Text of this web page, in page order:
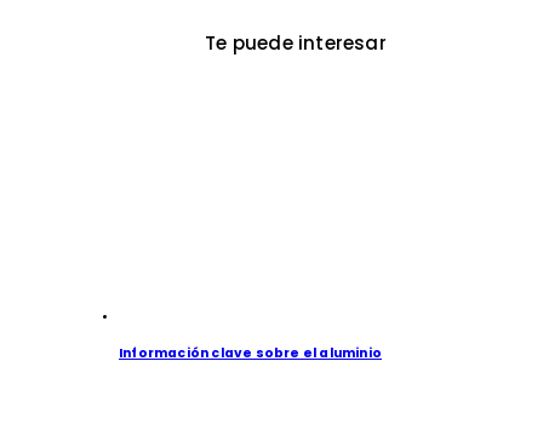
Te puede interesar
Información clave sobre el aluminio